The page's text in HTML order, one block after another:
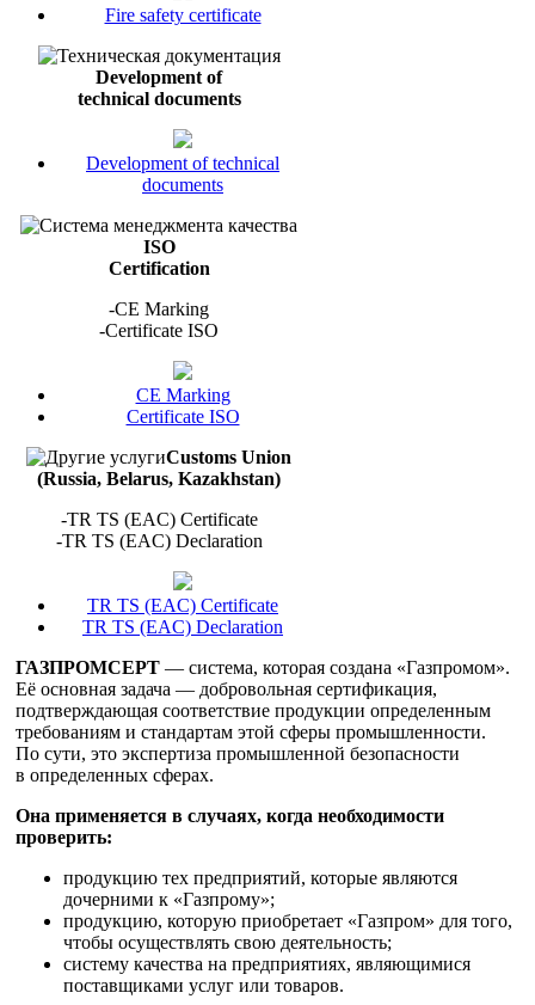
Fire safety certificate
Development of
technical documents
Development of technical
documents
ISO
Certification
-СЕ Marking
-Certificate ISO
СЕ Marking
Certificate ISO
Customs Union
(Russia, Belarus, Kazakhstan)
-TR TS (EAC) Certificate
-TR TS (EAC) Declaration
TR TS (EAC) Certificate
TR TS (EAC) Declaration
ГАЗПРОМСЕРТ — система, которая создана «Газпромом».
Её основная задача — добровольная сертификация,
подтверждающая соответствие продукции определенным
требованиям и стандартам этой сферы промышленности.
По сути, это экспертиза промышленной безопасности
в определенных сферах.
Она применяется в случаях, когда необходимости
проверить:
продукцию тех предприятий, которые являются
дочерними к «Газпрому»;
продукцию, которую приобретает «Газпром» для того,
чтобы осуществлять свою деятельность;
систему качества на предприятиях, являющимися
поставщиками услуг или товаров.